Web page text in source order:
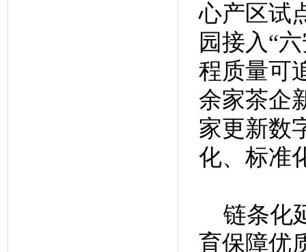
心产区试
园接入“
程质量可
余家茶企
家更新数
化、标准
链条化
育保障优